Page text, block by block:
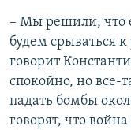
– Мы решили, что
будем срываться
говорит
спокойно, но все-
падать бомбы
говорят, что война